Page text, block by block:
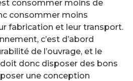
consommer moins de
consommer moins
fabrication et leur transport.
c’est d’abord
de l’ouvrage, et le
donc disposer des bons
une conception